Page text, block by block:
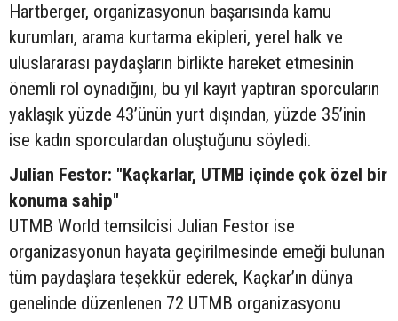
Hartberger, organizasyonun başarısında kamu
kurumları, arama kurtarma ekipleri, yerel halk ve
uluslararası paydaşların birlikte hareket etmesinin
önemli rol oynadığını, bu yıl kayıt yaptıran sporcuların
yaklaşık yüzde 43’ünün yurt dışından, yüzde 35’inin
ise kadın sporculardan oluştuğunu söyledi.
Julian Festor: "Kaçkarlar, UTMB içinde çok özel bir
konuma sahip"
UTMB World temsilcisi Julian Festor ise
organizasyonun hayata geçirilmesinde emeği bulunan
tüm paydaşlara teşekkür ederek, Kaçkar’ın dünya
genelinde düzenlenen 72 UTMB organizasyonu